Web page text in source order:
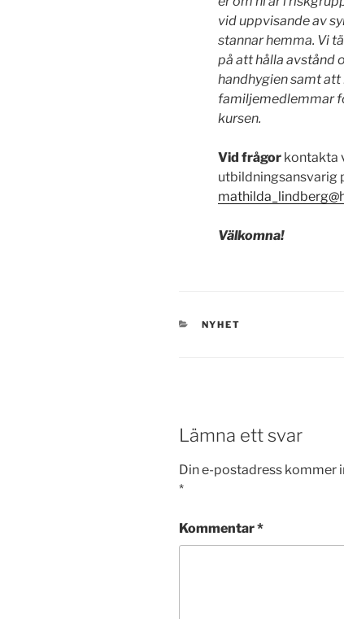
vid uppvisande av
stannar hemma. Vi
på att hålla avstånd
handhygien samt att
familjemedlemmar
kursen.
Vid frågor kontakta
utbildningsansvarig
Välkomna!
KATEGORIER
NYHET
Lämna ett svar
Din e-postadress kommer
*
Kommentar*